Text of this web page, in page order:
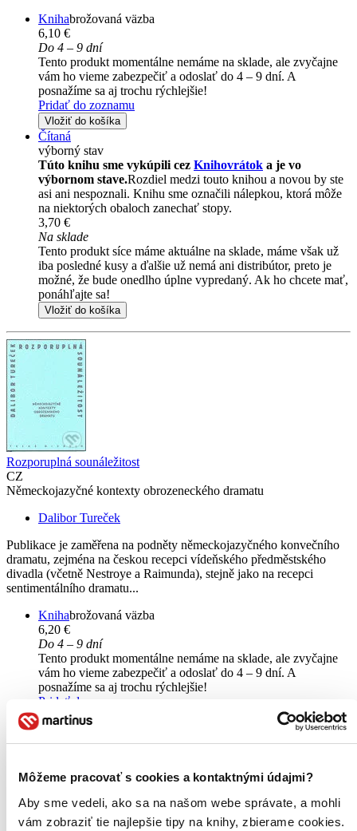
Môžeme pracovať s cookies a kontaktnými údajmi?
Aby sme vedeli, ako sa na našom webe správate, a mohli
vám zobraziť tie najlepšie tipy na knihy, zbierame cookies.
Knihabrožovaná väzba
6,10 €
Do 4 – 9 dní
Tento produkt momentálne nemáme na sklade, ale zvyčajne
vám ho vieme zabezpečiť a odoslať do 4 – 9 dní. A
posnažíme sa aj trochu rýchlejšie!
Pridať do zoznamu
Vložiť do košíka
Čítaná
výborný stav
Túto knihu sme vykúpili cez Knihovrátok a je vo
výbornom stave.Rozdiel medzi touto knihou a novou by ste
asi ani nespoznali. Knihu sme označili nálepkou, ktorá môže
na niektorých obaloch zanechať stopy.
3,70 €
Na sklade
Tento produkt síce máme aktuálne na sklade, máme však už
iba posledné kusy a ďalšie už nemá ani distribútor, preto je
možné, že bude onedlho úplne vypredaný. Ak ho chcete mať,
ponáhľajte sa!
Vložiť do košíka
Rozporuplná sounáležitost
CZ
Německojazyčné kontexty obrozeneckého dramatu
Dalibor Tureček
Publikace je zaměřena na podněty německojazyčného konvečního
dramatu, zejména na českou recepci vídeňského předměstského
divadla (včetně Nestroye a Raimunda), stejně jako na recepci
sentimentálního dramatu...
Knihabrožovaná väzba
6,20 €
Do 4 – 9 dní
Tento produkt momentálne nemáme na sklade, ale zvyčajne
vám ho vieme zabezpečiť a odoslať do 4 – 9 dní. A
posnažíme sa aj trochu rýchlejšie!
Pridať do zoznamu
Vložiť do košíka